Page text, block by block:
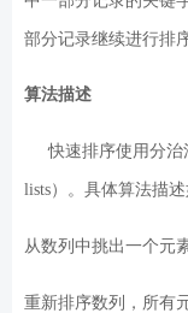
部分记录继续进行排
算法描述
快速排序使用分治
lists）。具体算法描述
从数列中挑出一个元
重新排序数列，所有